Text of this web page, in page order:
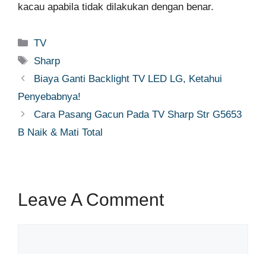
kacau apabila tidak dilakukan dengan benar.
Categories
TV
Tags
Sharp
Biaya Ganti Backlight TV LED LG, Ketahui
Penyebabnya!
Cara Pasang Gacun Pada TV Sharp Str G5653
B Naik & Mati Total
Leave A Comment